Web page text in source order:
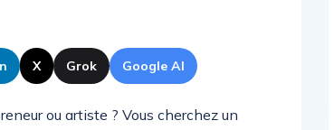
X Grok Google AI
ou artiste ? Vous cherchez un